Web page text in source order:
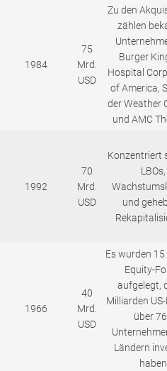
1984
75
Mrd.
USD
Zu den
zählen
Burger
Hospital
of America,
der Weather
und AMC
1992
70
Mrd.
USD
Konzentriert
LBOs,
und
1966
40
Mrd.
USD
Es wurden
Equity-
aufgelegt,
Milliarden
über
Ländern
haben